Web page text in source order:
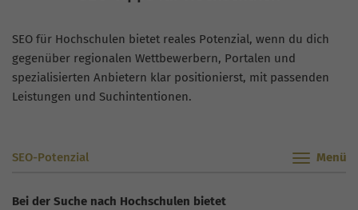
SEO für Hochschulen bietet reales Potenzial, wenn du dich
gegenüber regionalen Wettbewerbern, Portalen und
spezialisierten Anbietern klar positionierst, mit passenden
Leistungen und Suchintentionen.
SEO-Potenzial
Bei der Suche nach Hochschulen bietet